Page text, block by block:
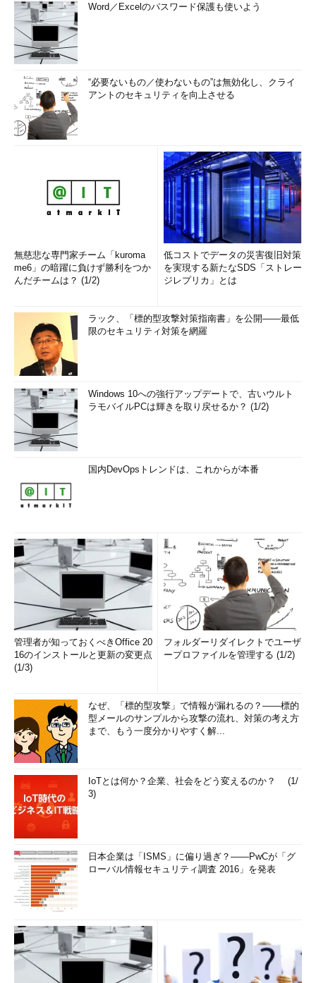
Word／Excelのパスワード保護も使いよう
“必要ないもの／使わないもの”は無効化し、クライ
アントのセキュリティを向上させる
無慈悲な専門家チーム「kuroma
me6」の暗躍に負けず勝利をつか
んだチームは？ (1/2)
低コストでデータの災害復旧対策
を実現する新たなSDS「ストレー
ジレプリカ」とは
ラック、「標的型攻撃対策指南書」を公開――最低
限のセキュリティ対策を網羅
Windows 10への強行アップデートで、古いウルト
ラモバイルPCは輝きを取り戻せるか？ (1/2)
国内DevOpsトレンドは、これからが本番
管理者が知っておくべきOffice 20
16のインストールと更新の変更点
(1/3)
フォルダーリダイレクトでユーザ
ープロファイルを管理する (1/2)
なぜ、「標的型攻撃」で情報が漏れるの？――標的
型メールのサンプルから攻撃の流れ、対策の考え方
まで、もう一度分かりやすく解...
IoTとは何か？企業、社会をどう変えるのか？ (1/
3)
日本企業は「ISMS」に偏り過ぎ？――PwCが「グ
ローバル情報セキュリティ調査 2016」を発表